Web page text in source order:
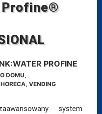
Profine®
PROFINE
DOMU,
VENDING
system